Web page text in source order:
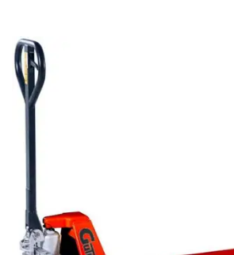
Balotiere
Despicatoare cu motor termic
Despicatoare electrice
Despicatoare hidraulice
Despicatoare priza tractor PTO
Infoliatoare
Linii taiere si despicare
Masini de maturat